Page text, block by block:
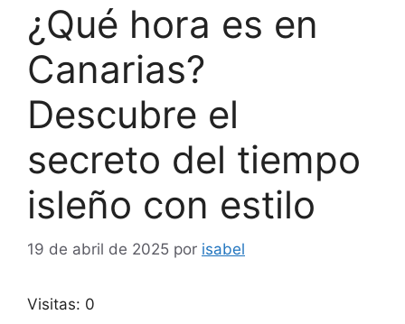
¿Qué hora es en
Canarias?
Descubre el
secreto del tiempo
isleño con estilo
19 de abril de 2025 por isabel
Visitas: 0